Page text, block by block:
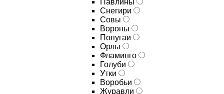
Павлины
Снегири
Совы
Вороны
Попугаи
Орлы
Фламинго
Голуби
Утки
Воробьи
Журавли